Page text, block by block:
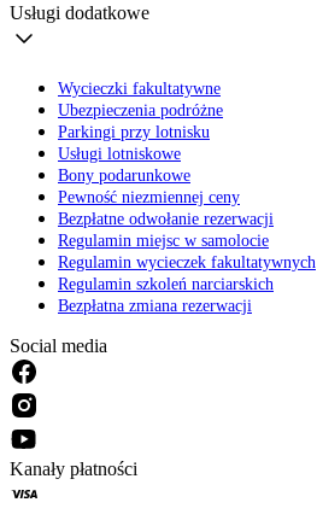
Usługi dodatkowe
Wycieczki fakultatywne
Ubezpieczenia podróżne
Parkingi przy lotnisku
Usługi lotniskowe
Bony podarunkowe
Pewność niezmiennej ceny
Bezpłatne odwołanie rezerwacji
Regulamin miejsc w samolocie
Regulamin wycieczek fakultatywnych
Regulamin szkoleń narciarskich
Bezpłatna zmiana rezerwacji
Social media
Kanały płatności